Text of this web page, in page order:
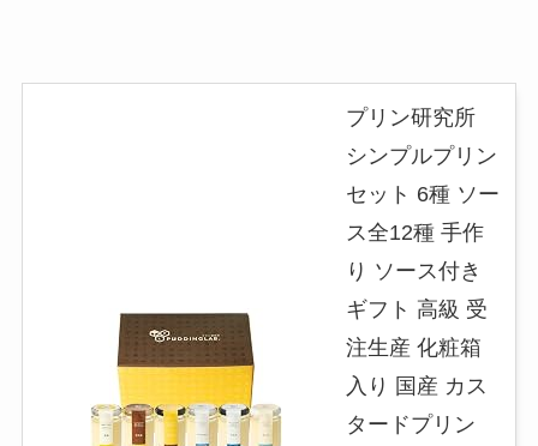
プリン研究所
シンプルプリン
セット 6種 ソー
ス全12種 手作
り ソース付き
ギフト 高級 受
注生産 化粧箱
入り 国産 カス
タードプリン